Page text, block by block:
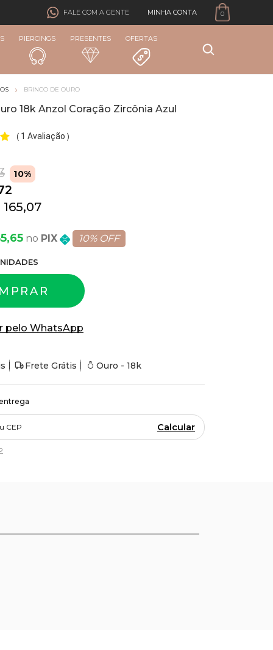
FALE COM A GENTE MINHA CONTA 0
PIERCINGS PRESENTES OFERTAS
BRINCO DE OURO
18k Anzol Coração Zircônia Azul
( 1 Avaliação )
10%
165,07
PIX 10% OFF
S
pelo WhatsApp
Frete Grátis Ouro - 18k
Calcular